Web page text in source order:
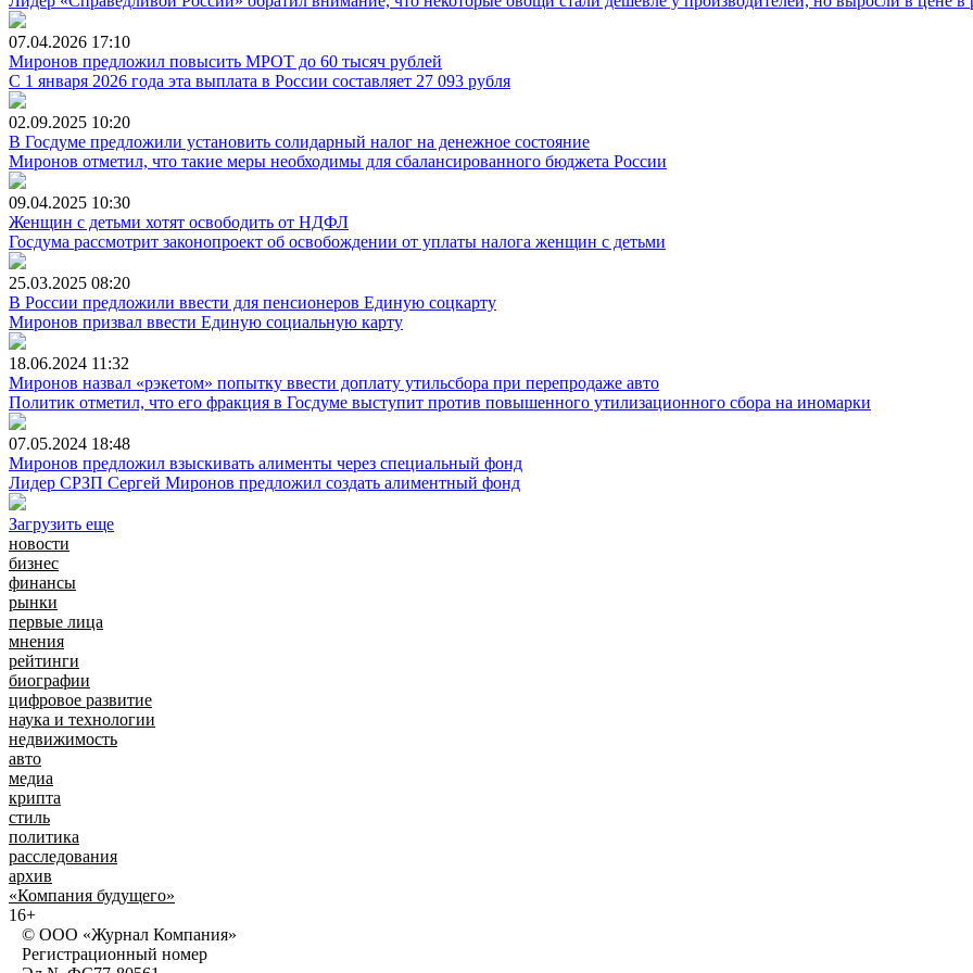
07.04.2026 17:10
Миронов предложил повысить МРОТ до 60 тысяч рублей
С 1 января 2026 года эта выплата в России составляет 27 093 рубля
02.09.2025 10:20
В Госдуме предложили установить солидарный налог на денежное состояние
Миронов отметил, что такие меры необходимы для сбалансированного бюджета России
09.04.2025 10:30
Женщин с детьми хотят освободить от НДФЛ
Госдума рассмотрит законопроект об освобождении от уплаты налога женщин с детьми
25.03.2025 08:20
В России предложили ввести для пенсионеров Единую соцкарту
Миронов призвал ввести Единую социальную карту
18.06.2024 11:32
Миронов назвал «рэкетом» попытку ввести доплату утильсбора при перепродаже авто
Политик отметил, что его фракция в Госдуме выступит против повышенного утилизационного сбора на иномарки
07.05.2024 18:48
Миронов предложил взыскивать алименты через специальный фонд
Лидер СРЗП Сергей Миронов предложил создать алиментный фонд
Загрузить еще
новости
бизнес
финансы
рынки
первые лица
мнения
рейтинги
биографии
цифровое развитие
наука и технологии
недвижимость
авто
медиа
крипта
стиль
политика
расследования
архив
«Компания будущего»
16+
© ООО «Журнал Компания»
Регистрационный номер